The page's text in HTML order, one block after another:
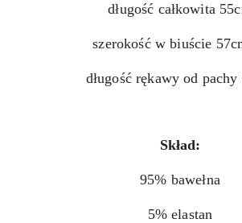
długość całkowita
szerokość w biuście
długość rękawy od pachy
Skład:
95% bawełna
5% elastan